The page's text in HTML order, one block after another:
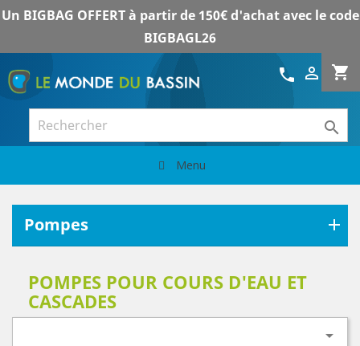
Un BIGBAG OFFERT à partir de 150€ d'achat avec le code
BIGBAGL26
shopping_cart

call

Menu
Pompes
POMPES POUR COURS D'EAU ET
CASCADES
